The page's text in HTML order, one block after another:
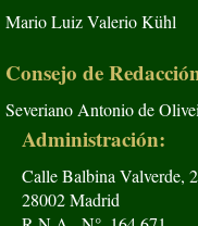
Mario Luiz Valerio Kühl
Consejo de
Severiano Antonio de
Administración:
Calle Balbina Valverde,
28002 Madrid